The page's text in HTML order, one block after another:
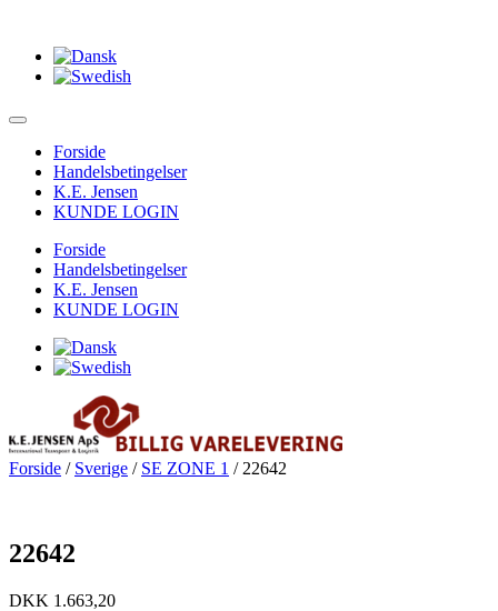
Forside
Handelsbetingelser
K.E. Jensen
KUNDE LOGIN
Forside
Handelsbetingelser
K.E. Jensen
KUNDE LOGIN
Forside / Sverige / SE ZONE 1 / 22642
22642
DKK 1.663,20